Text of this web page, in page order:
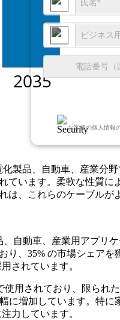
お客様の個人情報
製品、自動車、産業分
ています。柔軟な性質
、これらのケーブル
自動車、産業用アプリ
、35% の市場シェア
されています。
用されており、限ら
に増加しています。特
力しています。